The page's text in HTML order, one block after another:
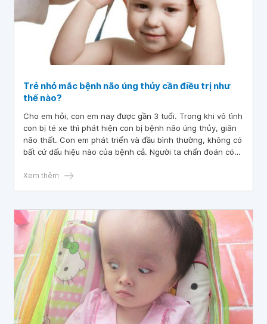
Trẻ nhỏ mắc bệnh não úng thủy cần điều trị như
thế nào?
Cho em hỏi, con em nay được gần 3 tuổi. Trong khi vô tình
con bị té xe thì phát hiện con bị bệnh não úng thủy, giãn
não thất. Con em phát triển và đầu bình thường, không có
bất cứ dấu hiệu nào của bệnh cả. Người ta chẩn đoán có
Xem thêm